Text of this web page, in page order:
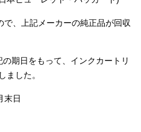
、上記メーカーの純正品が回収
期日をもって、インクカートリ
ました。
末日